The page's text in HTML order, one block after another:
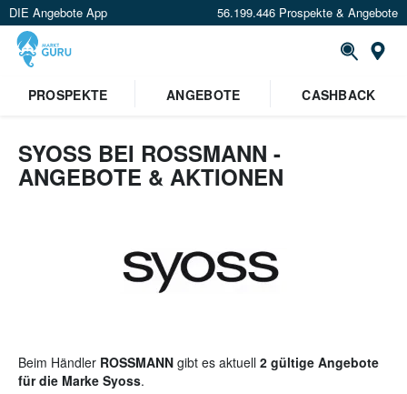
DIE Angebote App 56.199.446 Prospekte & Angebote
Standort festlegen
PROSPEKTE ANGEBOTE CASHBACK
SYOSS BEI ROSSMANN -
ANGEBOTE & AKTIONEN
Beim Händler ROSSMANN gibt es aktuell 2 gültige Angebote
für die Marke Syoss.